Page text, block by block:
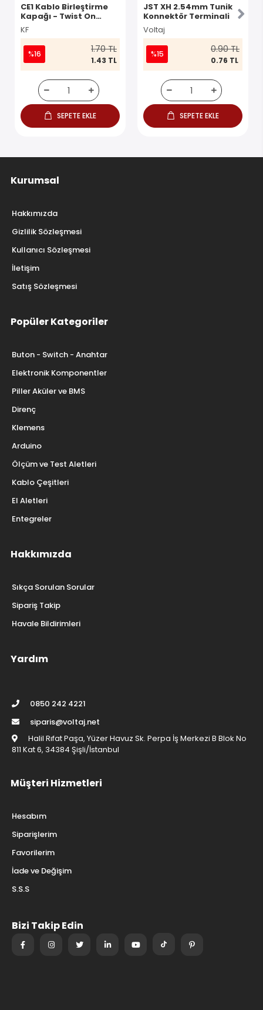
CE1 Kablo Birleştirme
Kapağı - Twist On
Konnektör
KF
%16 1.70 TL
1.43 TL
SEPETE EKLE
JST XH 2.54mm Tunik
Konnektör Terminali
Voltaj
%15 0.90 TL
0.76 TL
SEPETE EKLE
Kurumsal
Hakkımızda
Gizlilik Sözleşmesi
Kullanıcı Sözleşmesi
İletişim
Satış Sözleşmesi
Popüler Kategoriler
Buton - Switch - Anahtar
Elektronik Komponentler
Piller Aküler ve BMS
Direnç
Klemens
Arduino
Ölçüm ve Test Aletleri
Kablo Çeşitleri
El Aletleri
Entegreler
Hakkımızda
Sıkça Sorulan Sorular
Sipariş Takip
Havale Bildirimleri
Yardım
0850 242 4221
siparis@voltaj.net
Halil Rıfat Paşa, Yüzer Havuz Sk. Perpa İş Merkezi B Blok No
811 Kat 6, 34384 Şişli/İstanbul
Müşteri Hizmetleri
Hesabım
Siparişlerim
Favorilerim
İade ve Değişim
S.S.S
Bizi Takip Edin